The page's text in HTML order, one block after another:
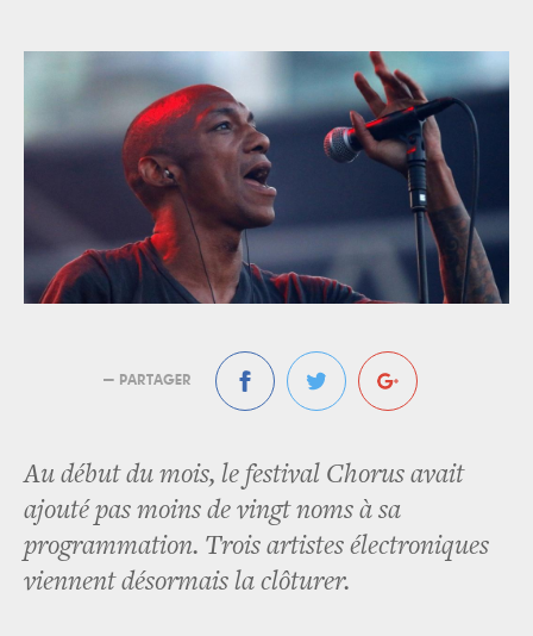
— PARTAGER
Au début du mois, le festival Chorus avait
ajouté pas moins de vingt noms à sa
programmation. Trois artistes électroniques
viennent désormais la clôturer.